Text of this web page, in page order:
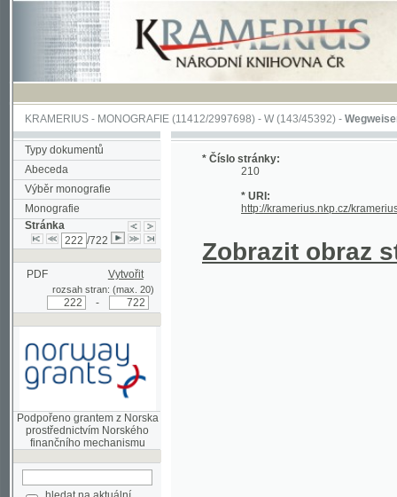
KRAMERIUS-MONOGRAFIE(11412/2997698) -W (143/45392)-Wegweiser durch
Typy dokumentů
Abeceda
Výběr monografie
Monografie
Stránka
/722
PDF Vytvořit
rozsah stran: (max. 20)
Podpořeno grantem z Norska
prostřednictvím Norského
hledat na aktuální
stránce
Pokročilé vyhledávání
* Číslo stránky:
210
* URI:
http://kramerius.nkp.cz/kramerius/